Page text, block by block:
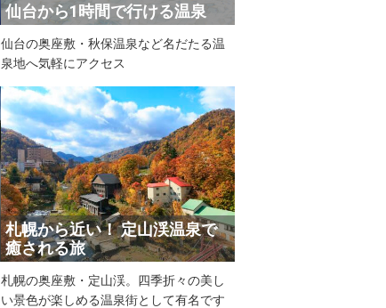
仙台から1時間で行ける温泉
仙台の奥座敷・秋保温泉など名だたる温
泉地へ気軽にアクセス
札幌から近い！ 定山渓温泉で
癒される旅
札幌の奥座敷・定山渓。四季折々の美し
い景色が楽しめる温泉街として有名です